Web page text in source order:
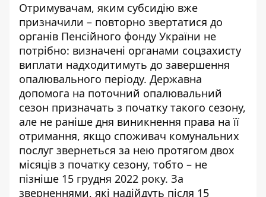
Отримувачам, яким субсидію вже
призначили – повторно звертатися до
органів Пенсійного фонду України не
потрібно: визначені органами соцзахисту
виплати надходитимуть до завершення
опалювального періоду. Державна
допомога на поточний опалювальний
сезон призначать з початку такого сезону,
але не раніше дня виникнення права на її
отримання, якщо споживач комунальних
послуг звернеться за нею протягом двох
місяців з початку сезону, тобто – не
пізніше 15 грудня 2022 року. За
зверненнями, які надійдуть після 15